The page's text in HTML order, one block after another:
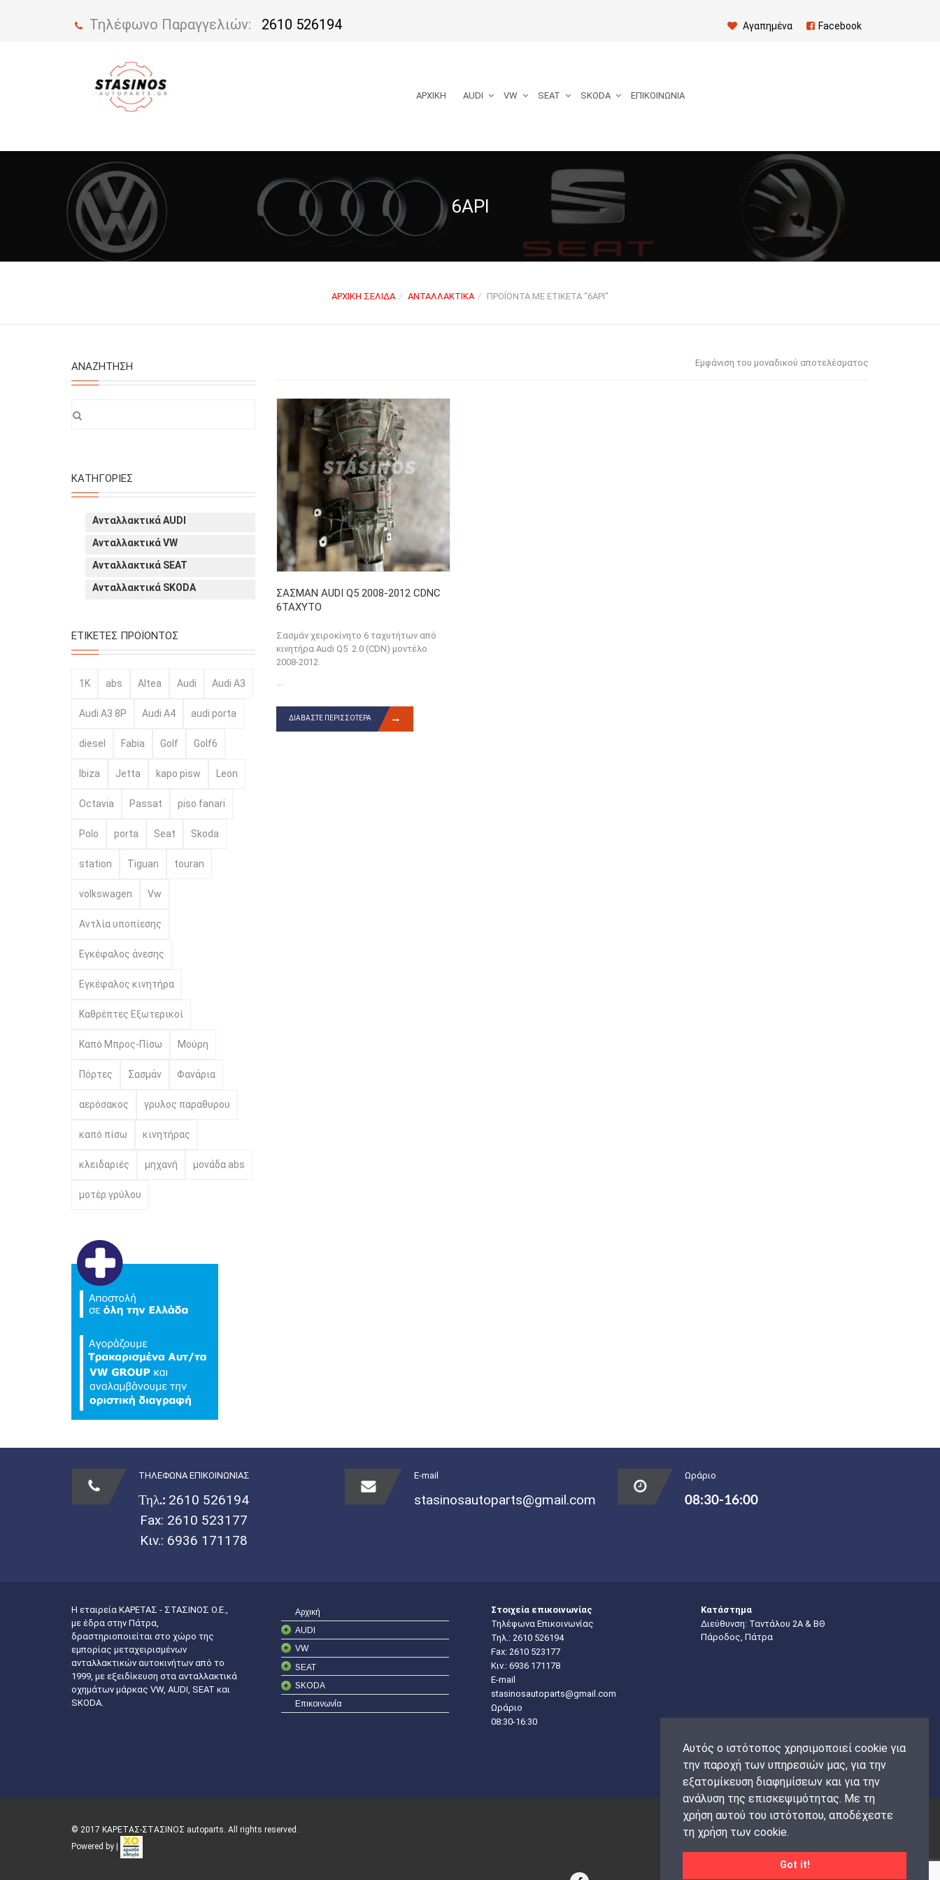
Αυτός ο ιστότοπος χρησιμοποιεί cookie για
την παροχή των υπηρεσιών μας, για την
εξατομίκευση διαφημίσεων και για την
ανάλυση της επισκεψιμότητας. Με τη
χρήση αυτού του ιστότοπου, αποδέχεστε
τη χρήση των cookie.
Got it!
Τηλέφωνο Παραγγελιών: 2610 526194 Αγαπημένα Facebook
ΑΡΧΙΚΉ AUDI VW SEAT SKODA ΕΠΙΚΟΙΝΩΝΊΑ
6ΑΡΙ
ΑΡΧΙΚΉ ΣΕΛΊΔΑ ΑΝΤΑΛΛΑΚΤΙΚΆ ΠΡΟΪΌΝΤΑ ΜΕ ΕΤΙΚΈΤΑ “6ΑΡΙ”
Εμφάνιση του μοναδικού αποτελέσματος
ΣΑΣΜΑΝ AUDI Q5 2008-2012 CDNC
6ΤΑΧΥΤΟ
Σασμάν χειροκίνητο 6 ταχυτήτων από
κινητήρα Audi Q5 2.0 (CDN) μοντέλο
2008-2012.
...
ΔΙΑΒΆΣΤΕ ΠΕΡΙΣΣΌΤΕΡΑ
ΑΝΑΖΉΤΗΣΗ
ΚΑΤΗΓΟΡΊΕΣ
Ανταλλακτικά AUDI
Ανταλλακτικά VW
Ανταλλακτικά SEAT
Ανταλλακτικά SKODA
ΕΤΙΚΈΤΕΣ ΠΡΟΪΌΝΤΟΣ
1K abs Altea Audi Audi A3
Audi A3 8P Audi A4 audi porta
diesel Fabia Golf Golf6
Ibiza Jetta kapo pisw Leon
Octavia Passat piso fanari
Polo porta Seat Skoda
station Tiguan touran
volkswagen Vw
Αντλία υποπίεσης
Εγκέφαλος άνεσης
Εγκέφαλος κινητήρα
Καθρέπτες Εξωτερικοί
Καπό Μπρος-Πίσω Μούρη
Πόρτες Σασμάν Φανάρια
αερόσακος γρυλος παραθυρου
καπό πίσω κινητήρας
κλειδαριές μηχανή μονάδα abs
μοτέρ γρύλου
ΤΗΛΕΦΩΝΑ ΕΠΙΚΟΙΝΩΝΙΑΣ
Τηλ.: 2610 526194
Fax: 2610 523177
Κιν.: 6936 171178
E-mail
stasinosautoparts@gmail.com
Ωράριο
08:30-16:00
Η εταιρεία ΚΑΡΕΤΑΣ - ΣΤΑΣΙΝΟΣ Ο.Ε.,
με έδρα στην Πάτρα,
δραστηριοποιείται στο χώρο της
εμπορίας μεταχειρισμένων
ανταλλακτικών αυτοκινήτων από το
1999, με εξειδίκευση στα ανταλλακτικά
οχημάτων μάρκας VW, AUDI, SEAT και
SKODA.
Αρχική
AUDI
VW
SEAT
SKODA
Επικοινωνία
Στοιχεία επικοινωνίας
Τηλέφωνα Επικοινωνίας
Τηλ.: 2610 526194
Fax: 2610 523177
Κιν.: 6936 171178
E-mail
stasinosautoparts@gmail.com
Ωράριο
08:30-16:30
Κατάστημα
Διεύθυνση: Ταντάλου 2Α & ΒΘ
Πάροδος, Πάτρα
© 2017 ΚΑΡΕΤΑΣ-ΣΤΑΣΙΝΟΣ autoparts. All rights reserved.
Powered by |